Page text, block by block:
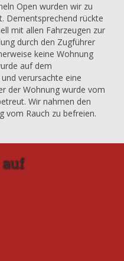
Open wurden wir zu
Dementsprechend rückte
mit allen Fahrzeugen zur
durch den Zugführer
keine Wohnung
auf dem
verursachte eine
der Wohnung wurde vom
Wir nahmen den
vom Rauch zu befreien.